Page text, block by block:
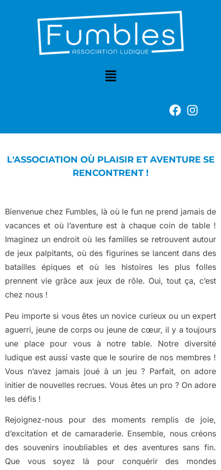
L'ASSOCIATION OÙ PLAISIR ET AVENTURE SE
RENCONTRENT !
Bienvenue chez Fumbles, là où le fun ne prend jamais de
vacances et où l’aventure est à chaque coin de table !
Imaginez un endroit où les familles se retrouvent autour
de jeux palpitants, où des figurines se lancent dans des
batailles épiques et où les histoires les plus folles
prennent vie grâce aux jeux de rôle. Oui, tout ça, c’est
chez nous !
Peu importe si vous êtes un novice curieux ou un expert
aguerri, jeune de corps ou jeune de cœur, il y a toujours
une place pour vous à notre table. Notre diversité
ludique est aussi vaste que le sourire de nos membres !
Vous n’avez jamais joué à un jeu ? Parfait, on adore
initier de nouvelles recrues. Vous êtes un pro ? On adore
les défis !
Rejoignez-nous pour des moments remplis de joie,
d’excitation et de camaraderie. Ensemble, nous créons
des souvenirs inoubliables et des aventures sans fin.
Que vous soyez là pour conquérir des mondes